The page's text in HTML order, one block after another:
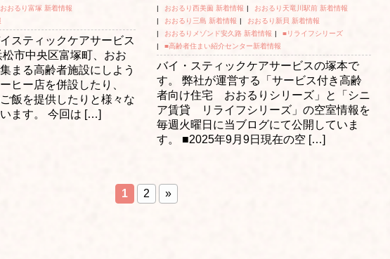
おおるり富塚 新着情報
スティックケアサービス
市中央区富塚町、おお
まる高齢者施設にしよう
ヒー店を併設したり、
飯を提供したりと様々な
ます。 今回は […]
|
おおるり西美薗 新着情報 |
おおるり天竜川駅前 新着情報
|
おおるり三島 新着情報 |
おおるり新貝 新着情報
|
おおるりメゾンド安久路 新着情報 |
■リライフシリーズ
|
■高齢者住まい紹介センター新着情報
バイ・スティックケアサービスの塚本で
す。 弊社が運営する「サービス付き高齢
者向け住宅 おおるりシリーズ」と「シニ
ア賃貸 リライフシリーズ」の空室情報を
毎週火曜日に当ブログにて公開していま
す。 ■2025年9月9日現在の空 […]
1 2 »